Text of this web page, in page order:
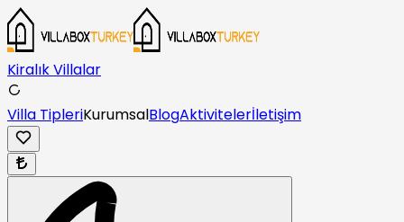
Kiralık Villalar
Villa TipleriKurumsalBlogAktivitelerİletişim